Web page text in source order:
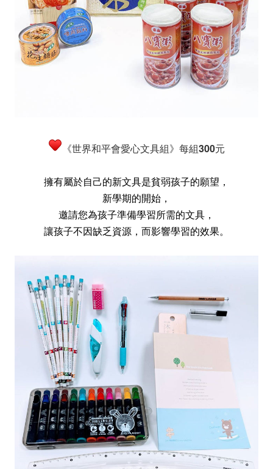
《世界和平會愛心文具組》每組300元
擁有屬於自己的新文具是貧弱孩子的願望，
新學期的開始，
邀請您為孩子準備學習所需的文具，
讓孩子不因缺乏資源，而影響學習的效果。